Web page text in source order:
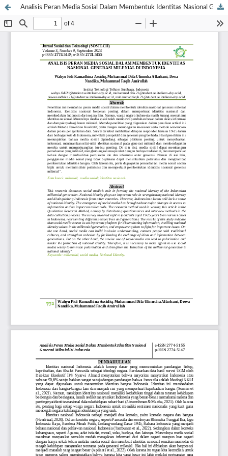
Analisis Peran Media Sosial Dalam Membentuk Identitas Nasional Generasi Milenial di Indonesia